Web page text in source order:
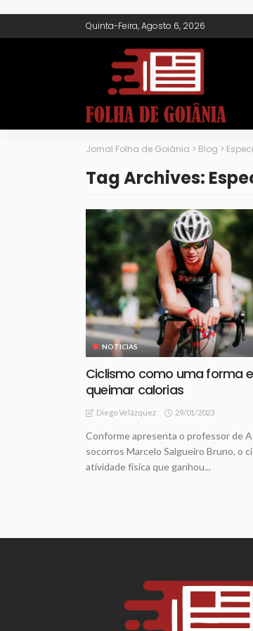
Quinta-Feira, Agosto 6, 2026
Jornal Folha de Goiânia > Blog >
Tag Archives:
NOTICIAS
Ciclismo como uma forma
queimar calorias
Diego Velázquez 29/01/2023
Conforme apresenta o professor de
socorros Marcelo Salgueiro Bruno, o
atividade física que ganhou...